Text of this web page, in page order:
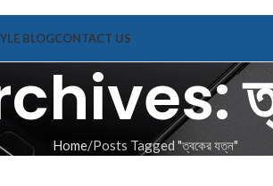
BLOGCONTACT US
Home Posts Tagged "ত্বকের যত্ন"